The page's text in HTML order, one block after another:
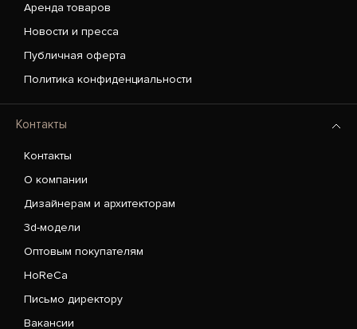
Аренда товаров
Новости и пресса
Публичная оферта
Политика конфиденциальности
Контакты
Контакты
О компании
Дизайнерам и архитекторам
3d-модели
Оптовым покупателям
HoReCa
Письмо директору
Вакансии